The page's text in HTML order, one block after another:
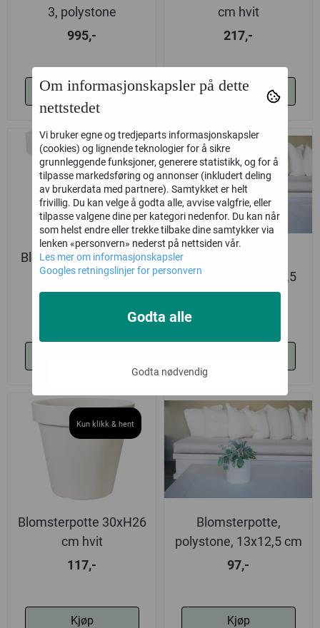
3, polystone
995,-
Kjøp
cm hvit
217,-
Kjøp
Kun klikk og hent
Blomsterpotte 50 cm,
hvit
polystone, 15,5x13,5
cm
Kun klikk & hent
Blomsterpotte 30xH26
cm hvit
117,-
Kjøp
Blomsterpotte,
polystone, 13x12,5 cm
97,-
Kjøp
Om informasjonskapsler på dette
nettstedet
Vi bruker egne og tredjeparts informasjonskapsler
(cookies) og lignende teknologier for å sikre
grunnleggende funksjoner, generere statistikk, og for å
tilpasse markedsføring og annonser (inkludert deling
av brukerdata med partnere). Samtykket er helt
frivillig. Du kan velge å godta alle, avvise valgfrie, eller
tilpasse valgene dine per kategori nedenfor. Du kan når
som helst endre eller trekke tilbake dine samtykker via
lenken «personvern» nederst på nettsiden vår.
Les mer om informasjonskapsler
Googles retningslinjer for personvern
Godta nødvendig
Godta alle